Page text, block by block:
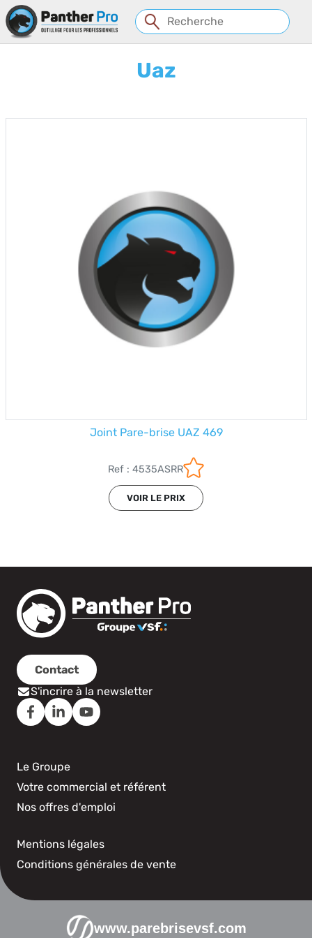
Uaz
Joint Pare-brise UAZ 469
Ref : 4535ASRR
VOIR LE PRIX
Contact
S'incrire à la newsletter
Le Groupe
Votre commercial et référent
Nos offres d'emploi
Mentions légales
Conditions générales de vente
www.parebrisevsf.com
Panneau de gestion des cookies